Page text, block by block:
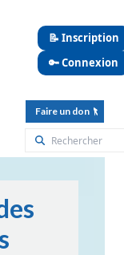
📝 Inscription
🔑 Connexion
Faire un don